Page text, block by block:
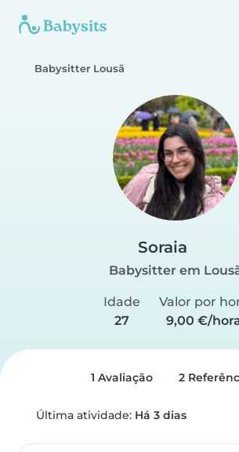
Babysitter Lousã
Soraia
Babysitter em
Idade
27
Valor por
9,00 €/
1 Avaliação 2
Última atividade: Há 3 dias